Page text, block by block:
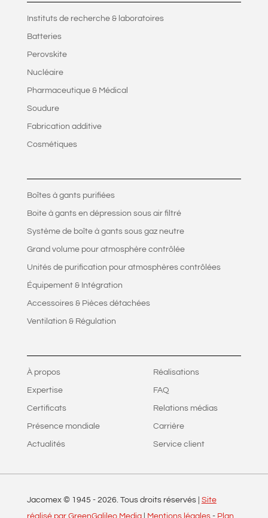
Instituts de recherche & laboratoires
Batteries
Perovskite
Nucléaire
Pharmaceutique & Médical
Soudure
Fabrication additive
Cosmétiques
Boîtes à gants purifiées
Boite à gants en dépression sous air filtré
Système de boîte à gants sous gaz neutre
Grand volume pour atmosphère contrôlée
Unités de purification pour atmosphères contrôlées
Équipement & Intégration
Accessoires & Pièces détachées
Ventilation & Régulation
À propos
Expertise
Certificats
Présence mondiale
Actualités
Réalisations
FAQ
Relations médias
Carrière
Service client
Jacomex © 1945 - 2026. Tous droits réservés | Site